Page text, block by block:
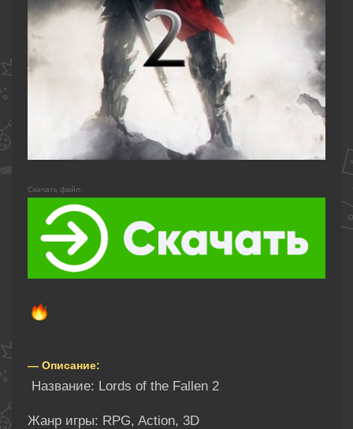
Скачать файл:
— Описание:
Название: Lords of the Fallen 2
Жанр игры: RPG, Action, 3D